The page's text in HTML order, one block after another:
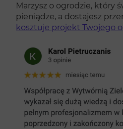
Marzysz o ogrodzie, który
pieniądze, a dostajesz
kosztuje projekt Twojego